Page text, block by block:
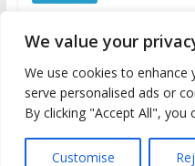
We value your
We use cookies to enhance
serve personalised ads or
By clicking "Accept All",
Customise
Copyright © 2026Meine
Tema: ColorMag by